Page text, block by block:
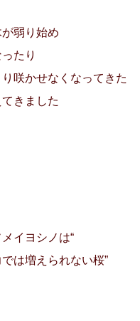
弱り始め
たり
咲かせなくなってきた
きました
イヨシノは“
は増えられない桜”